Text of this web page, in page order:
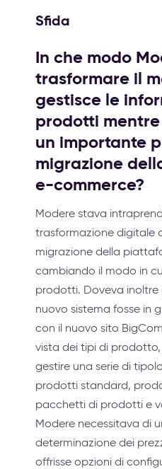
Sfida
In che modo
trasformare il
gestisce le
prodotti
un importante
migrazione
e-commerce?
Modere stava
trasformazione digitale
migrazione della
cambiando il modo in
prodotti. Doveva
nuovo sistema fosse in
con il nuovo sito
vista dei tipi di
gestire una serie di
prodotti standard,
pacchetti di prodotti e
Modere necessitava di
determinazione dei
offrisse opzioni di